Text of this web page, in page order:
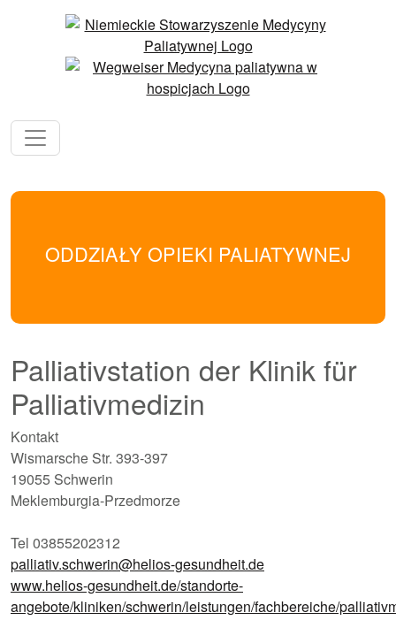
ODDZIAŁY OPIEKI PALIATYWNEJ
Palliativstation der Klinik für
Palliativmedizin
Kontakt
Wismarsche Str. 393-397
19055 Schwerin
Meklemburgia-Przedmorze
Tel 03855202312
palliativ.schwerin@helios-gesundheit.de
www.helios-gesundheit.de/standorte-
angebote/kliniken/schwerin/leistungen/fachbereiche/